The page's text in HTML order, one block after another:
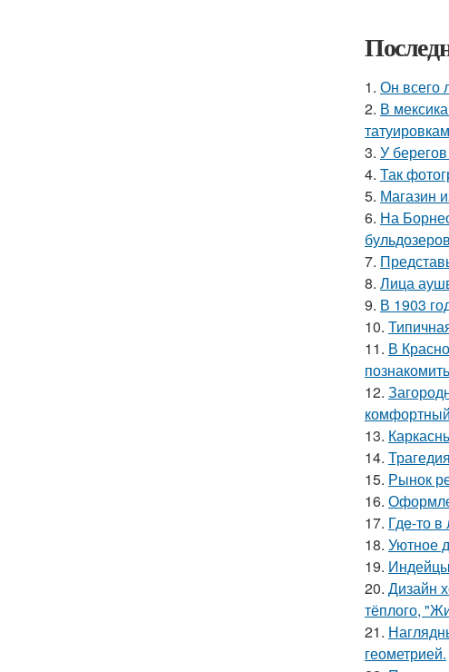
1. Он всего
2. В
3. У
4. Так
5. Магазин
6. На
7.
8. Лица
9. В 1903
10.
11. В
12.
13.
14.
15. Рынок
16.
17. Гдe-то
18. Уютное
19.
20. Дизайн
тёплого,
21.
геометрией.